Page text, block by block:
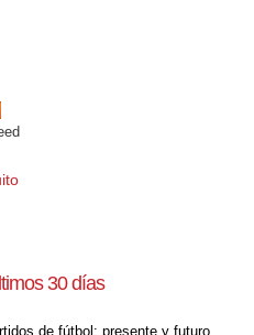
30 días
de fútbol: presente y futuro